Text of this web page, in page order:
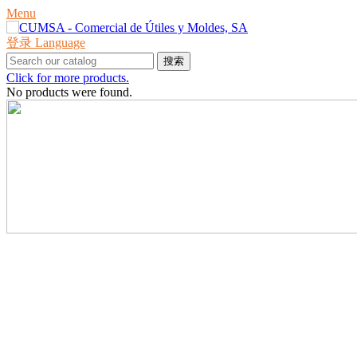
Menu
登录 Language
搜索
Click for more products.
No products were found.